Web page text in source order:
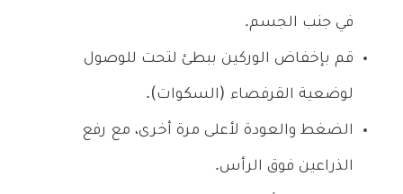
في جنب الجسم.
قم بإخفاض الوركين ببطئ لتحت للوصول
لوضعية القرفصاء (السكوات).
الضغط والعودة لأعلى مرة أخرى، مع رفع
الذراعين فوق الرأس.